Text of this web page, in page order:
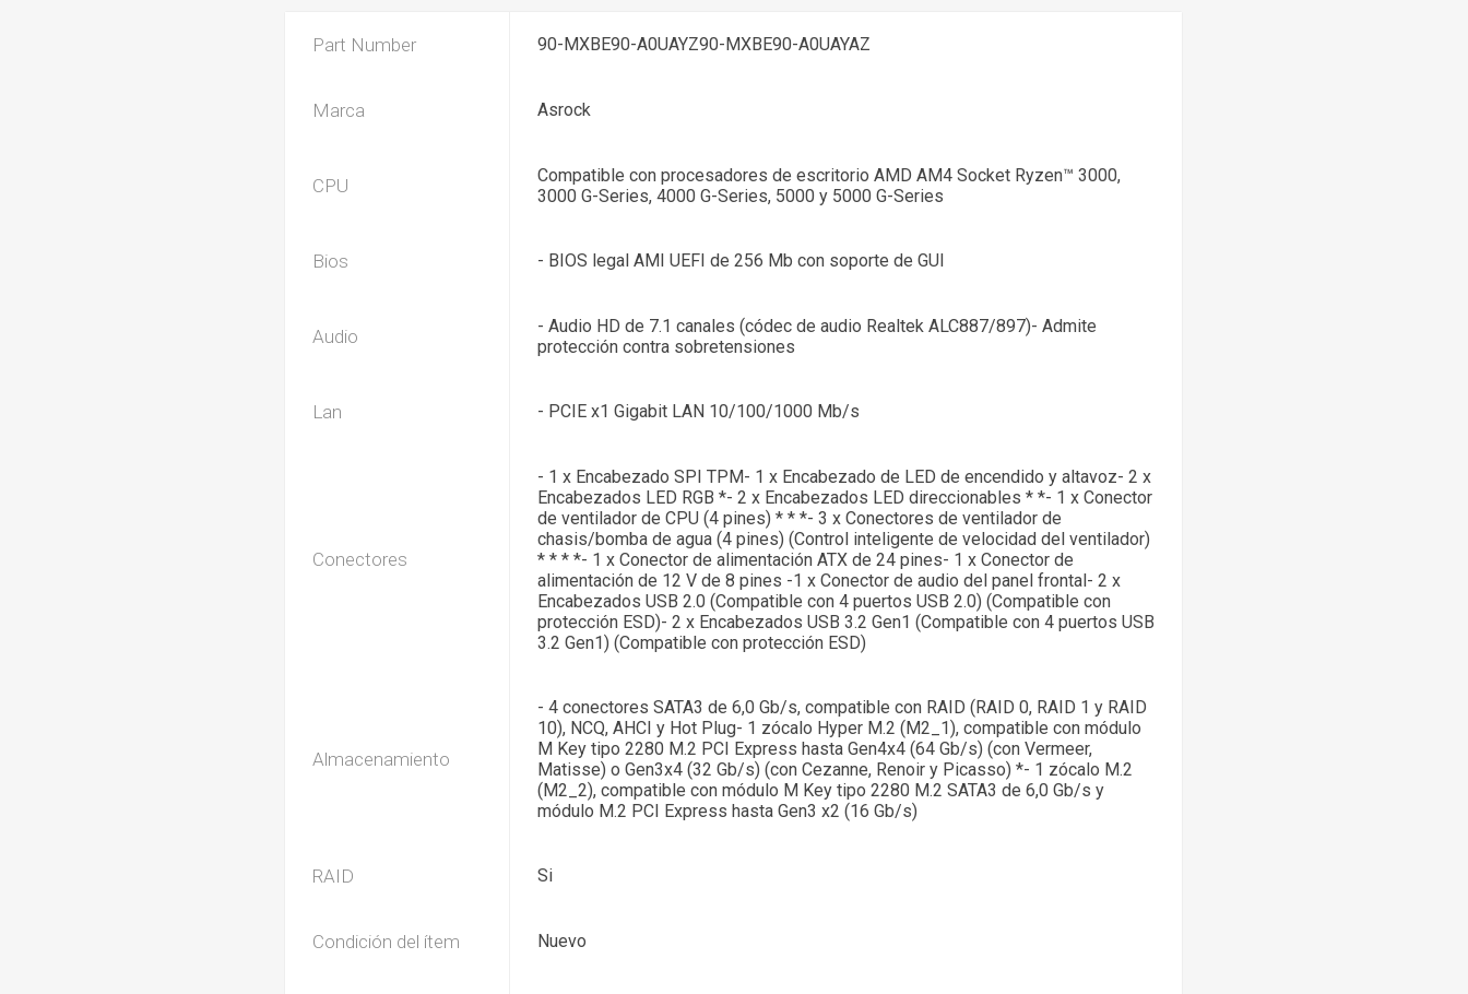
Part Number 90-MXBE90-A0UAYZ90-MXBE90-A0UAYAZ
Marca Asrock
CPU
Compatible con procesadores de escritorio AMD AM4 Socket Ryzen™ 3000,
3000 G-Series, 4000 G-Series, 5000 y 5000 G-Series
Bios - BIOS legal AMI UEFI de 256 Mb con soporte de GUI
Audio
- Audio HD de 7.1 canales (códec de audio Realtek ALC887/897)- Admite
protección contra sobretensiones
Lan - PCIE x1 Gigabit LAN 10/100/1000 Mb/s
Conectores
- 1 x Encabezado SPI TPM- 1 x Encabezado de LED de encendido y altavoz- 2 x
Encabezados LED RGB *- 2 x Encabezados LED direccionables * *- 1 x Conector
de ventilador de CPU (4 pines) * * *- 3 x Conectores de ventilador de
chasis/bomba de agua (4 pines) (Control inteligente de velocidad del ventilador)
* * * *- 1 x Conector de alimentación ATX de 24 pines- 1 x Conector de
alimentación de 12 V de 8 pines -1 x Conector de audio del panel frontal- 2 x
Encabezados USB 2.0 (Compatible con 4 puertos USB 2.0) (Compatible con
protección ESD)- 2 x Encabezados USB 3.2 Gen1 (Compatible con 4 puertos USB
3.2 Gen1) (Compatible con protección ESD)
Almacenamiento
- 4 conectores SATA3 de 6,0 Gb/s, compatible con RAID (RAID 0, RAID 1 y RAID
10), NCQ, AHCI y Hot Plug- 1 zócalo Hyper M.2 (M2_1), compatible con módulo
M Key tipo 2280 M.2 PCI Express hasta Gen4x4 (64 Gb/s) (con Vermeer,
Matisse) o Gen3x4 (32 Gb/s) (con Cezanne, Renoir y Picasso) *- 1 zócalo M.2
(M2_2), compatible con módulo M Key tipo 2280 M.2 SATA3 de 6,0 Gb/s y
módulo M.2 PCI Express hasta Gen3 x2 (16 Gb/s)
RAID Si
Condición del ítem Nuevo